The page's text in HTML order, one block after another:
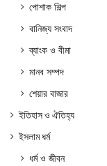
পোশাক শিল্প
বানিজ্য সংবাদ
ব্যাংক ও বীমা
মানব সম্পদ
শেয়ার বাজার
ইতিহাস ও ঐতিহ্য
ইসলাম ধর্ম
ধর্ম ও জীবন